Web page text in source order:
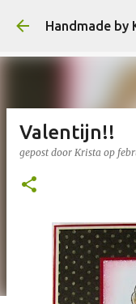
Handmade by
Valentijn!!
gepost door Krista op